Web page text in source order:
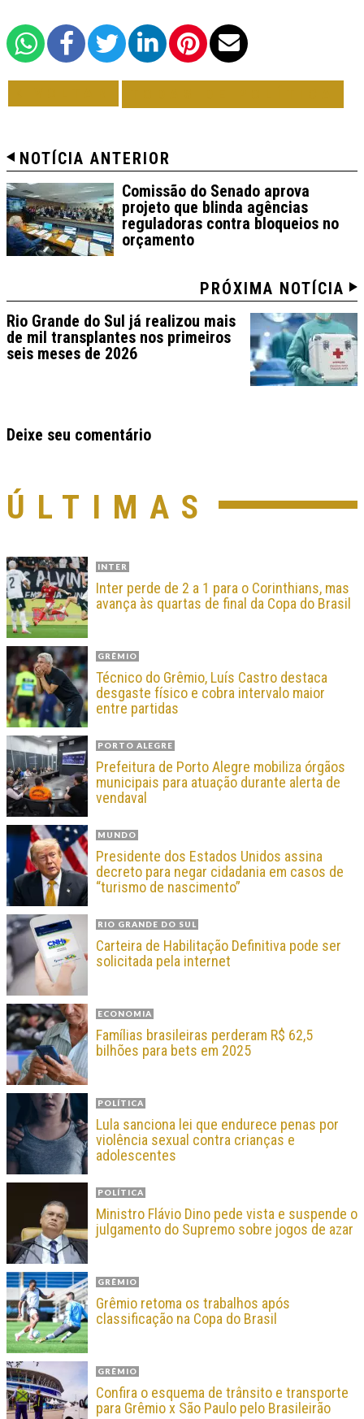
NOTÍCIA ANTERIOR
Comissão do Senado aprova
projeto que blinda agências
reguladoras contra bloqueios no
orçamento
PRÓXIMA NOTÍCIA
Rio Grande do Sul já realizou mais
de mil transplantes nos primeiros
seis meses de 2026
Deixe seu comentário
ÚLTIMAS
INTER
Inter perde de 2 a 1 para o Corinthians, mas
avança às quartas de final da Copa do Brasil
GRÊMIO
Técnico do Grêmio, Luís Castro destaca
desgaste físico e cobra intervalo maior
entre partidas
PORTO ALEGRE
Prefeitura de Porto Alegre mobiliza órgãos
municipais para atuação durante alerta de
vendaval
MUNDO
Presidente dos Estados Unidos assina
decreto para negar cidadania em casos de
“turismo de nascimento”
RIO GRANDE DO SUL
Carteira de Habilitação Definitiva pode ser
solicitada pela internet
ECONOMIA
Famílias brasileiras perderam R$ 62,5
bilhões para bets em 2025
POLÍTICA
Lula sanciona lei que endurece penas por
violência sexual contra crianças e
adolescentes
POLÍTICA
Ministro Flávio Dino pede vista e suspende o
julgamento do Supremo sobre jogos de azar
GRÊMIO
Grêmio retoma os trabalhos após
classificação na Copa do Brasil
GRÊMIO
Confira o esquema de trânsito e transporte
para Grêmio x São Paulo pelo Brasileirão